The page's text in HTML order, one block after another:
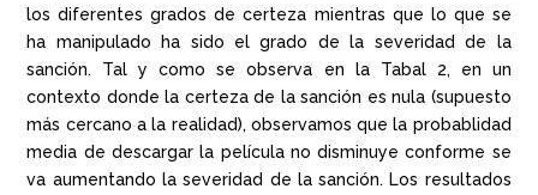
los diferentes grados de certeza mientras que lo que se
ha manipulado ha sido el grado de la severidad de la
sanción. Tal y como se observa en la Tabal 2, en un
contexto donde la certeza de la sanción es nula (supuesto
más cercano a la realidad), observamos que la probablidad
media de descargar la película no disminuye conforme se
va aumentando la severidad de la sanción. Los resultados